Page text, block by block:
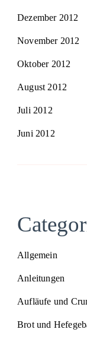
Dezember 2012
November 2012
Oktober 2012
August 2012
Juli 2012
Juni 2012
Allgemein
Anleitungen
Aufläufe und
Brot und